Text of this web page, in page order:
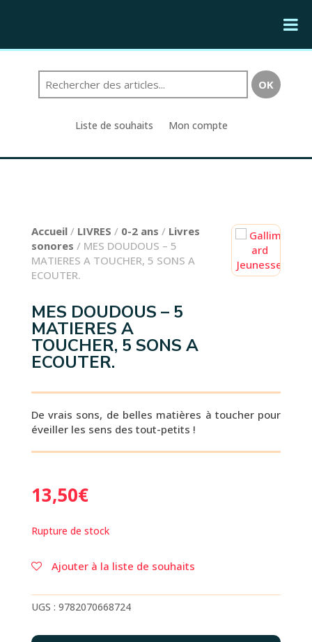
Liste de souhaits Mon compte
Accueil/ LIVRES / 0-2 ans / Livres
sonores / MES DOUDOUS – 5
MATIERES A TOUCHER, 5 SONS A
ECOUTER.
MES DOUDOUS – 5
MATIERES A
TOUCHER, 5 SONS A
ECOUTER.
De vrais sons, de belles matières à toucher pour
éveiller les sens des tout-petits !
13,50€
Rupture de stock
Ajouter à la liste de souhaits
UGS : 9782070668724